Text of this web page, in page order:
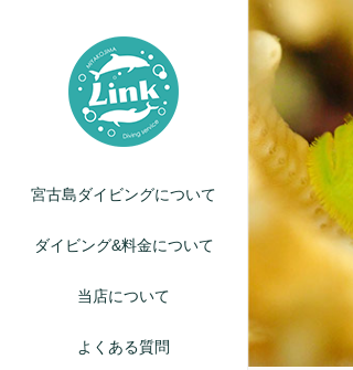
宮古島ダイビングについて
ダイビング&料金について
当店について
よくある質問